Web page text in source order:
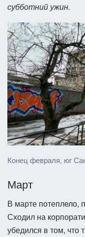
субботний ужин.
Конец февраля, юг
Март
В марте потеплело,
Сходил на
убедился в том, что